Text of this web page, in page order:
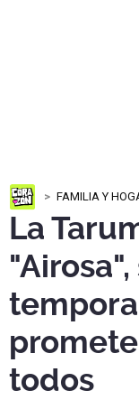
FAMILIA Y
La
todos